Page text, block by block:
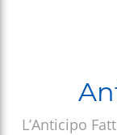
L’Anticipo